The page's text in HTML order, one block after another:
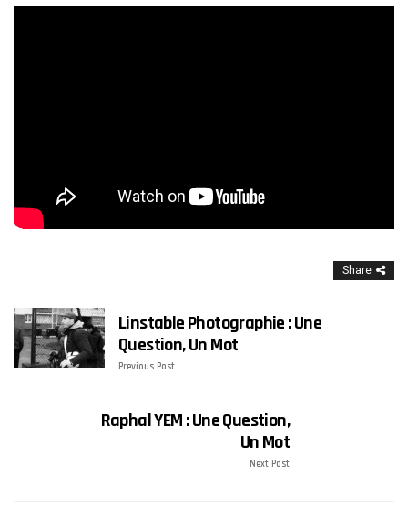
Share
Linstable Photographie : Une
Question, Un Mot
Previous Post
Raphal YEM : Une Question,
Un Mot
Next Post